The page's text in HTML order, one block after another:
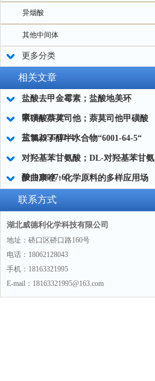
异烟酸
其他中间体
更多分类
相关文章
盐酸去甲金霉素；盐酸地美环
素“64-73-3“
甲磺酸萘莫司他；萘莫司他甲磺酸
盐“82956-11-4“
三氯叔丁醇半水合物“6001-64-5“
对羟基苯甘氨酸；DL-对羟基苯甘氨
酸“938-97-6“
伊曲康唑：化学原料的多样应用场
景
联系方式
湖北威德利化学科技有限公司
地址：硚口区硚口路160号
电话：18062128043
手机：18163321995
E-mail：18163321995@163.com